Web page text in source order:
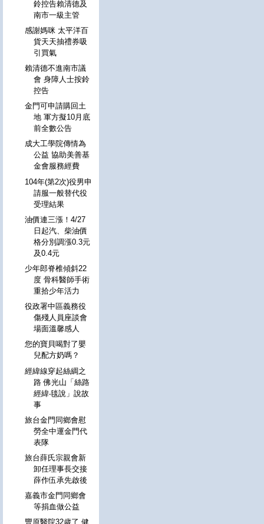
鈴控告賴清德及
南市一級主管
感謝媽咪 太平洋百
貨天天抽禮券吸
引買氣
賴清德不進南市議
會 身障人士按鈴
控告
金門可申請購回土
地 軍方擬10月底
前全數公告
成大工學院傳情為
公益 協助美善基
金會服務經費
104年(第2次)役男申
請服一般替代役
受理結果
油價連三漲！4/27
日起汽、柴油價
格分別調漲0.3元
及0.4元
少年郎脊椎傾斜22
度 骨科醫師手術
重拾少年活力
役政署中區義務役
傷殘人員座談會
場面溫馨感人
您的寶貝喝對了嬰
兒配方奶嗎？
經緯線穿起絲綢之
路 佛光山「絲路
經緯‧毯說」說故
事
旅台金門同鄉會慰
勞全中運金門代
表隊
旅台薛氏宗親會新
卸任理事長交接
薛作伍承先啟後
嘉義市金門同鄉會
等捐血做公益
豐原醫院32歲了 健